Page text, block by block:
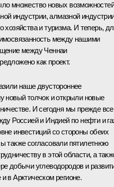
множество новых возможностей
индустрии, алмазной
хозяйства и туризма. И теперь,
между нашими
между Ченнаи
как проект.
наше двустороннее
новый толчок и открыли новые
И сегодня мы прежде
Россией и Индией по нефти и
инвестиций со стороны обеих
также согласовали пятилетнюю
в этой области, а
добычи углеводородов и
в Арктическом регионе.